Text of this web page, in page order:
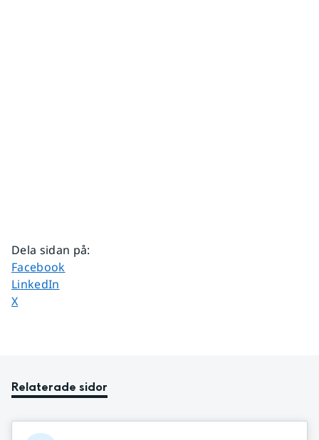
Dela sidan på:
Dela sidan på
Facebook
Dela sidan på
LinkedIn
Dela sidan på
X
Relaterade sidor